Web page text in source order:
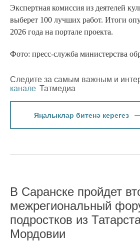
Экспертная комиссия из деятелей
выберет 100 лучших работ. Итоги
2026 года на портале проекта.
Фото: пресс-служба министерства
Следите за самым важным и
канале Татмедиа
Яңалыклар битенә керегез
В Саранске пройдет
межрегиональный
подростков из
Мордовии